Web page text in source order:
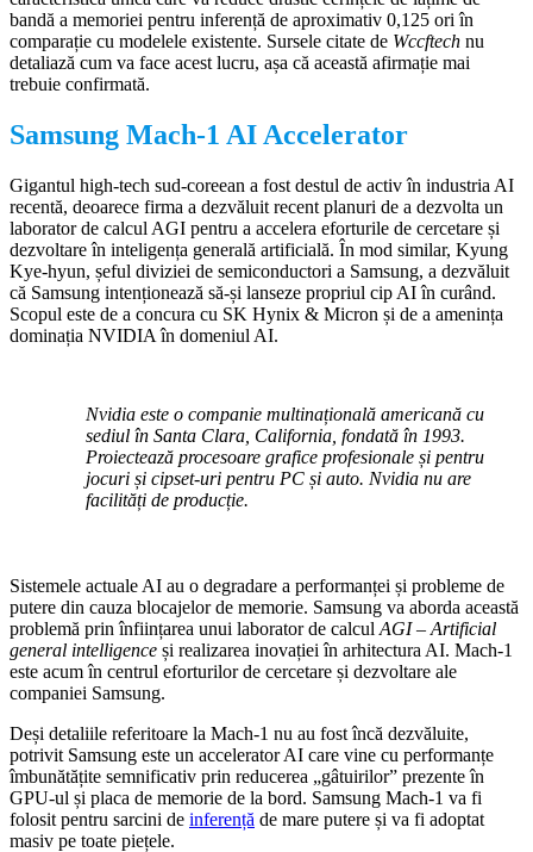
bandă a memoriei pentru inferență de aproximativ 0,125 ori în
comparație cu modelele existente. Sursele citate de Wccftech nu
detaliază cum va face acest lucru, așa că această afirmație mai
trebuie confirmată.
Samsung Mach-1 AI Accelerator
Gigantul high-tech sud-coreean a fost destul de activ în industria AI
recentă, deoarece firma a dezvăluit recent planuri de a dezvolta un
laborator de calcul AGI pentru a accelera eforturile de cercetare și
dezvoltare în inteligența generală artificială. În mod similar, Kyung
Kye-hyun, șeful diviziei de semiconductori a Samsung, a dezvăluit
că Samsung intenționează să-și lanseze propriul cip AI în curând.
Scopul este de a concura cu SK Hynix & Micron și de a amenința
dominația NVIDIA în domeniul AI.
Nvidia este o companie multinațională americană cu
sediul în Santa Clara, California, fondată în 1993.
Proiectează procesoare grafice profesionale și pentru
jocuri și cipset-uri pentru PC și auto. Nvidia nu are
facilități de producție.
Sistemele actuale AI au o degradare a performanței și probleme de
putere din cauza blocajelor de memorie. Samsung va aborda această
problemă prin înființarea unui laborator de calcul AGI – Artificial
general intelligence și realizarea inovației în arhitectura AI. Mach-1
este acum în centrul eforturilor de cercetare și dezvoltare ale
companiei Samsung.
Deși detaliile referitoare la Mach-1 nu au fost încă dezvăluite,
potrivit Samsung este un accelerator AI care vine cu performanțe
îmbunătățite semnificativ prin reducerea „gâtuirilor” prezente în
GPU-ul și placa de memorie de la bord. Samsung Mach-1 va fi
folosit pentru sarcini de inferență de mare putere și va fi adoptat
masiv pe toate piețele.